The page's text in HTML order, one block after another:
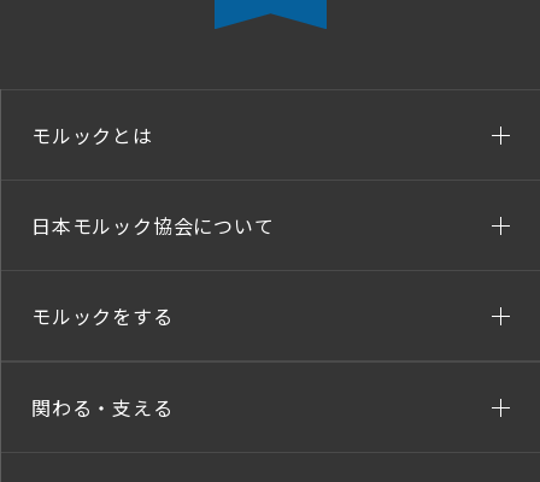
モルックとは
日本モルック協会について
モルックをする
関わる・支える